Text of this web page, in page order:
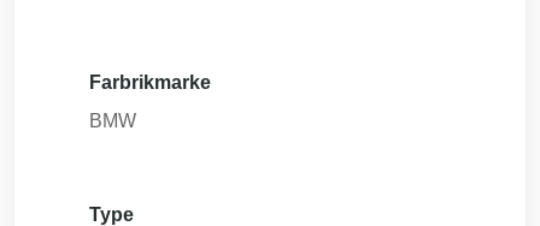
Farbrikmarke
BMW
Type